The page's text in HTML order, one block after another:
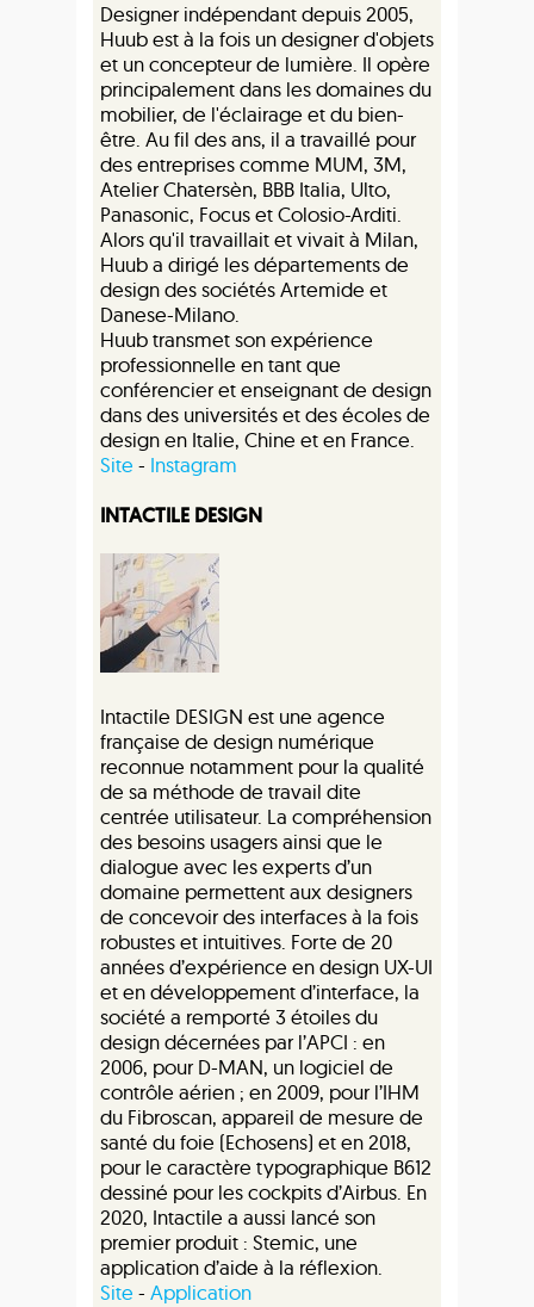
Designer indépendant depuis 2005,
Huub est à la fois un designer d'objets
et un concepteur de lumière. Il opère
principalement dans les domaines du
mobilier, de l'éclairage et du bien-
être. Au fil des ans, il a travaillé pour
des entreprises comme MUM, 3M,
Atelier Chatersèn, BBB Italia, Ulto,
Panasonic, Focus et Colosio-Arditi.
Alors qu'il travaillait et vivait à Milan,
Huub a dirigé les départements de
design des sociétés Artemide et
Danese-Milano.
Huub transmet son expérience
professionnelle en tant que
conférencier et enseignant de design
dans des universités et des écoles de
design en Italie, Chine et en France.
Site - Instagram
INTACTILE DESIGN
​Intactile DESIGN est une agence
française de design numérique
reconnue notamment pour la qualité
de sa méthode de travail dite
centrée utilisateur. La compréhension
des besoins usagers ainsi que le
dialogue avec les experts d’un
domaine permettent aux designers
de concevoir des interfaces à la fois
robustes et intuitives. Forte de 20
années d’expérience en design UX-UI
et en développement d’interface, la
société a remporté 3 étoiles du
design décernées par l’APCI : en
2006, pour D-MAN, un logiciel de
contrôle aérien ; en 2009, pour l’IHM
du Fibroscan, appareil de mesure de
santé du foie (Echosens) et en 2018,
pour le caractère typographique B612
dessiné pour les cockpits d’Airbus. En
2020, Intactile a aussi lancé son
premier produit : Stemic, une
application d’aide à la réflexion.
Site - Application